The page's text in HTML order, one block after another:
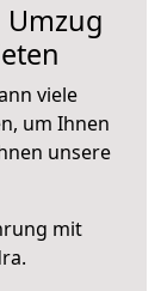
viele
um Ihnen
unsere
mit
.